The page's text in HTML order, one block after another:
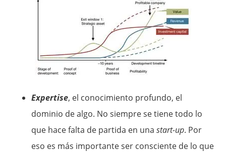
Expertise, el conocimiento profundo, el
dominio de algo. No siempre se tiene todo lo
que hace falta de partida en unastart-up. Por
eso es más importante ser consciente de lo que